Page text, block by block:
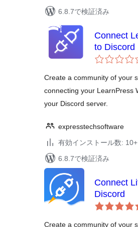
6.8.7で検証済み
Connect
to Discord
Create a community of your
connecting your LearnPress
your Discord server.
expresstechsoftware
有効インストール数: 10+
6.8.7で検証済み
Connect
Discord
Create a community of your